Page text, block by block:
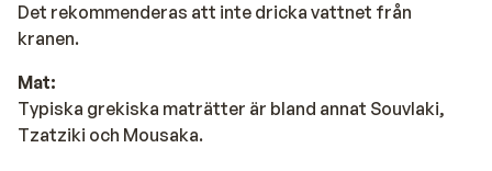
Det rekommenderas att inte dricka vattnet från
kranen.
Mat:
Typiska grekiska maträtter är bland annat Souvlaki,
Tzatziki och Mousaka.